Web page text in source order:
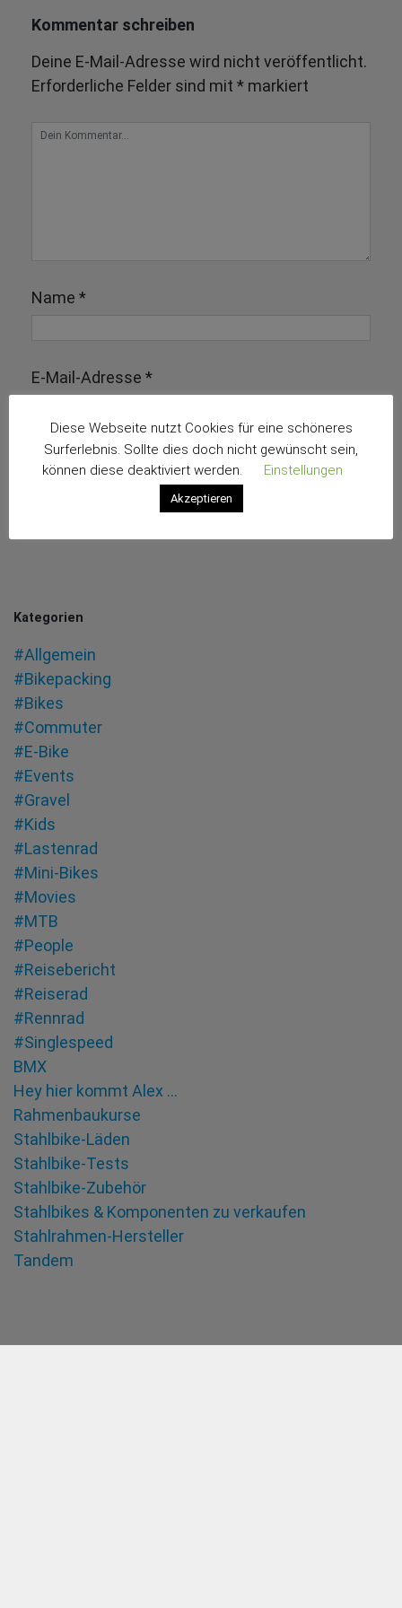
Kommentar schreiben
Deine E-Mail-Adresse wird nicht veröffentlicht.
Erforderliche Felder sind mit * markiert
Name *
E-Mail-Adresse *
Kategorien
#Allgemein
#Bikepacking
#Bikes
#Commuter
#E-Bike
#Events
#Gravel
#Kids
#Lastenrad
#Mini-Bikes
#Movies
#MTB
#People
#Reisebericht
#Reiserad
#Rennrad
#Singlespeed
BMX
Hey hier kommt Alex …
Rahmenbaukurse
Stahlbike-Läden
Stahlbike-Tests
Stahlbike-Zubehör
Stahlbikes & Komponenten zu verkaufen
Stahlrahmen-Hersteller
Tandem
Diese Webseite nutzt Cookies für eine schöneres
Surferlebnis. Sollte dies doch nicht gewünscht sein,
können diese deaktiviert werden.
Einstellungen
Akzeptieren